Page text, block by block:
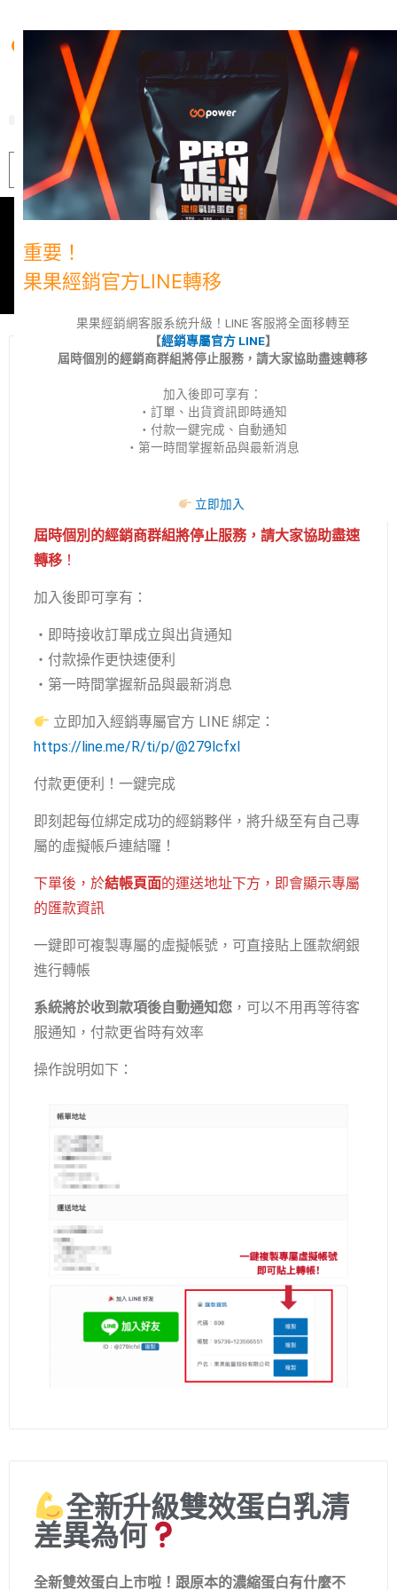
NT$0 0
購
公告｜果果經銷官方 LINE
服務＆付款升級
我們即將搬家，給大家更好的服務
【經銷專屬官方 LINE
屆時個別的經銷商群組將停止服務，請大家協助盡速
轉移 ！
加入後即可享有：
・即時接收訂單成立與出貨通知
・付款操作更快速便利
・第一時間掌握新品與最新消息
立即加入經銷專屬官方 LINE 綁定：
https://line.me/R/ti/p/@279lcfxl
付款更便利！一鍵完成
即刻起每位綁定成功的經銷夥伴，將升級至有自己專
屬的虛擬帳戶連結囉！
下單後，於結帳頁面的運送地址下方，即會顯示專屬
的匯款資訊
一鍵即可複製專屬的虛擬帳號，可直接貼上匯款網銀
進行轉帳
系統將於收到款項後自動通知您 ，可以不用再等待客
服通知，付款更省時有效率
操作說明如下：
全新升級雙效蛋白乳清
差異為何
全新雙效蛋白上市啦！跟原本的濃縮蛋白有什麼不
重要！
果果經銷官方LINE轉移
果果經銷網客服系統升級！LINE 客服將全面移轉至
【經銷專屬官方 LINE】
屆時個別的經銷商群組將停止服務，請大家協助盡速轉移
加入後即可享有：
・訂單、出貨資訊即時通知
・付款一鍵完成、自動通知
・第一時間掌握新品與最新消息
立即加入